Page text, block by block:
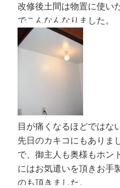
改修後土間は物置に使い
でこんなんなりました。
目が痛くなるほどではな
先日のカキコにもありま
で、御主人も奥様もホン
にはお気遣いを頂きお手
のも頂きました。